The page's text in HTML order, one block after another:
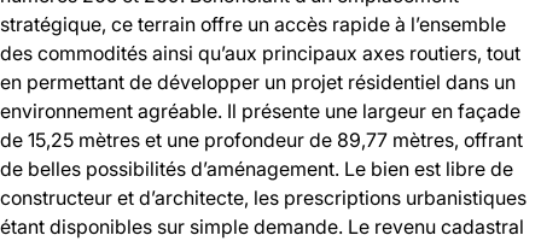
stratégique, ce terrain offre un accès rapide à l’ensemble
des commodités ainsi qu’aux principaux axes routiers, tout
en permettant de développer un projet résidentiel dans un
environnement agréable. Il présente une largeur en façade
de 15,25 mètres et une profondeur de 89,77 mètres, offrant
de belles possibilités d’aménagement. Le bien est libre de
constructeur et d’architecte, les prescriptions urbanistiques
étant disponibles sur simple demande. Le revenu cadastral